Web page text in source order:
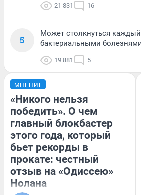
21 831 16
5
Может столкнуться
бактериальными
19 881 5
МНЕНИЕ
«Никого нельзя
победить». О чем
главный блокбастер
этого года, который
бьет рекорды в
прокате: честный
отзыв на «Одиссею»
Нолана